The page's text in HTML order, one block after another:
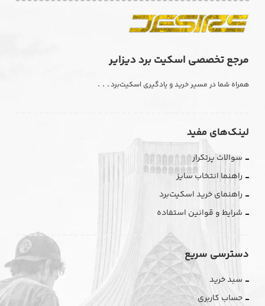
مرجع تخصصی اسکیت برد دیزایر
همراه شما در مسیر خرید و یادگیری اسکیت‌برد. . .
لینک‌های مفید
سوالات پرتکرار
راهنما انتخاب سایز
راهنمای خرید اسکیت‌برد
شرایط و قوانین استفاده
دسترسی سریع
سبد خرید
حساب کاربری